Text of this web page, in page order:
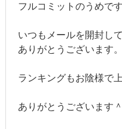
フルコミットのうめです
いつもメールを開封し
ありがとうございます。
ランキングもお陰様で
ありがとうございます